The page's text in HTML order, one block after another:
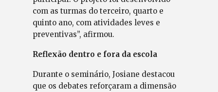
com as turmas do terceiro, quarto e
quinto ano, com atividades leves e
preventivas”, afirmou.
Reflexão dentro e fora da escola
Durante o seminário, Josiane destacou
que os debates reforçaram a dimensão